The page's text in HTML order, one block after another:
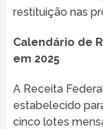
restituição nas
Calendário de
em 2025
A Receita
estabelecido
cinco lotes